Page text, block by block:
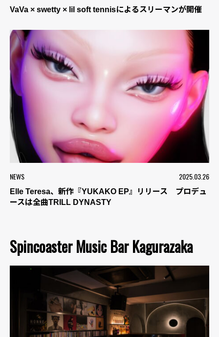
VaVa × swetty × lil soft tennisによるスリーマンが開催
NEWS 2025.03.26
Elle Teresa、新作『YUKAKO EP』リリース プロデュ
ースは全曲TRILL DYNASTY
Spincoaster Music Bar Kagurazaka